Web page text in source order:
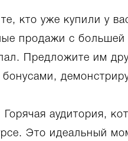
кто уже купили у
продажи с большей
Предложите им
аудитория,
Это идеальный